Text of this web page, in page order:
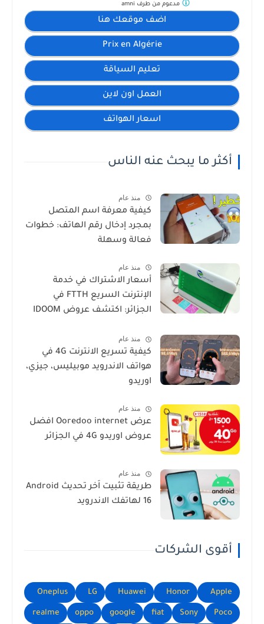
اضف موقعك هنا
Prix en Algérie
تعليم السياقة
العمل اون لاين
اسعار الهواتف
مدعوم من طرف amni
أكثر ما يبحث عنه الناس
منذ عام
كيفية معرفة اسم المتصل
بمجرد إدخال رقم الهاتف: خطوات
فعالة وسهلة
منذ عام
أسعار الاشتراك في خدمة
الإنترنت السريع FTTH في
الجزائر: اكتشف عروض IDOOM
منذ عام
كيفية تسريع الانترنت 4G في
هواتف الاندرويد موبيليس، جيزي،
اوريدو
منذ عام
عرض Ooredoo internet افضل
عروض اوريدو 4G في الجزائر
منذ عام
طريقة تثبيت اَخر تحديث Android
16 لهاتفك الاندرويد
أقوى الشركات
Apple
Honor
Huawei
LG
Oneplus
Poco
Sony
fiat
google
oppo
realme